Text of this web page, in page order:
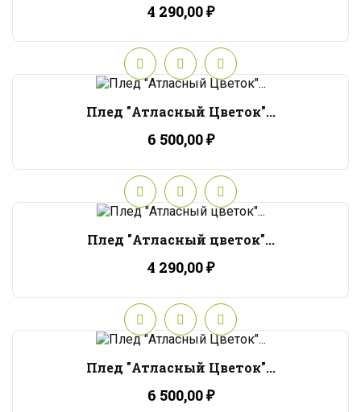
4 290,00 ₽
Плед "Атласный Цветок"...
6 500,00 ₽
Плед "Атласный цветок"...
4 290,00 ₽
Плед "Атласный Цветок"...
6 500,00 ₽